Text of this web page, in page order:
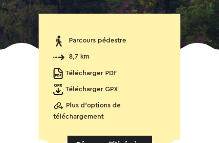
Parcours pédestre
8,7 km
Télécharger PDF
Télécharger GPX
Plus d'options de
téléchargement